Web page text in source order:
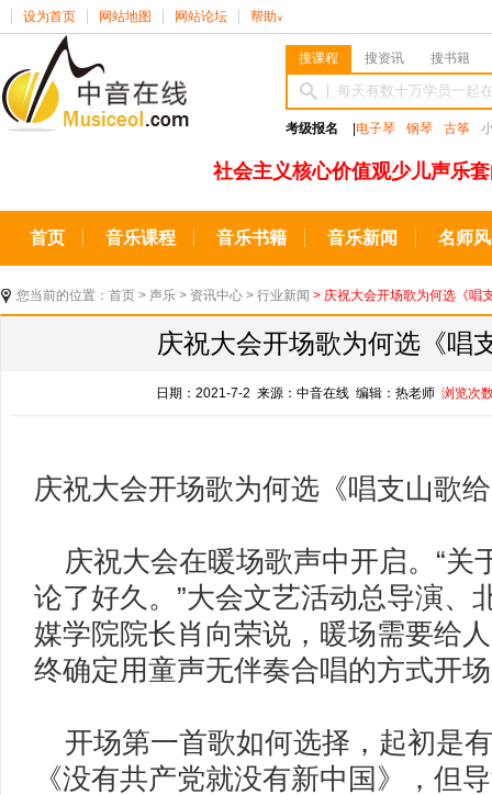
设为首页 网站地图 网站论坛 帮助 ∨
搜课程 搜资讯 搜书籍
考级报名 电子琴 钢琴 古筝
社会主义核心价值观少儿声乐
首页 音乐课程 音乐书籍 音乐新闻 名师
您当前的位置： 首页 > 声乐 > 资讯中心 > 行业新闻 > 庆祝大会开场歌为何选《唱
庆祝大会开场歌为何选《唱
日期：2021-7-2 来源：中音在线 编辑：热老师 浏览次
庆祝大会开场歌为何选《唱支山歌
庆祝大会在暖场歌声中开启。“关
论了好久。”大会文艺活动总导演、
媒学院院长肖向荣说，暖场需要给
终确定用童声无伴奏合唱的方式开
开场第一首歌如何选择，起初是
《没有共产党就没有新中国》，但